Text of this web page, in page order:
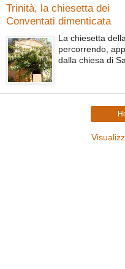
Trinità, la chiesetta dei
Conventati dimenticata
La chiesetta
percorrendo,
dalla chiesa di